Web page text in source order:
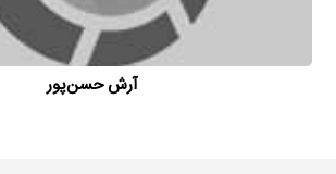
آرش حسن‌پور